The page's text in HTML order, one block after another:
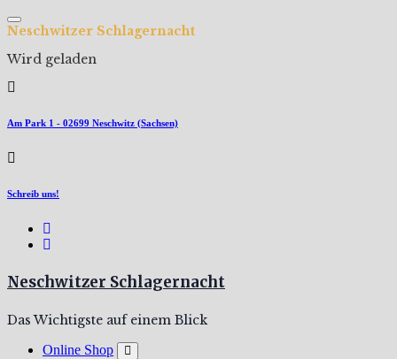
Zum
Inhalt
Neschwitzer Schlagernacht
Wird geladen
Am Park 1 - 02699 Neschwitz (Sachsen)
Schreib uns!
Neschwitzer Schlagernacht
Das Wichtigste auf einem Blick
Online Shop